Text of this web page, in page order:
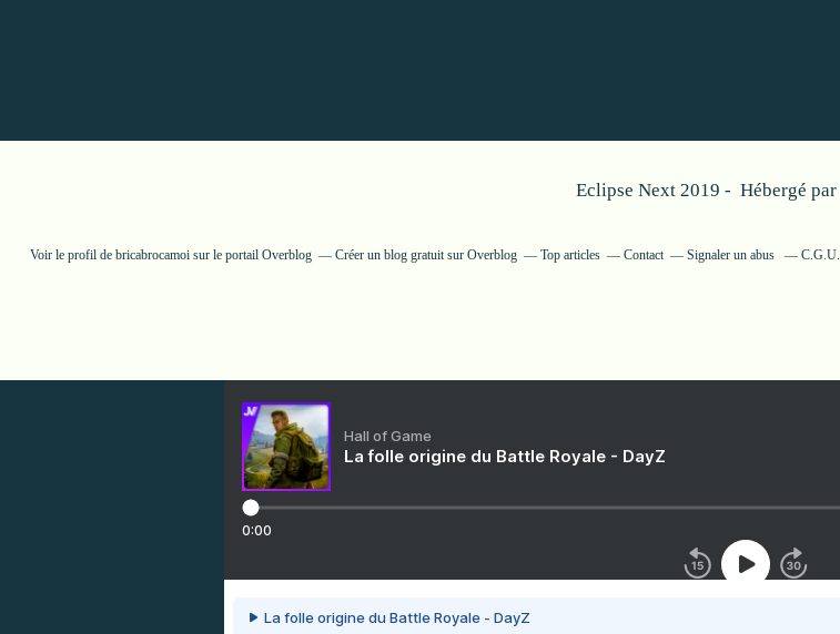
Eclipse Next 2019 - Hébergé par
Voir le profil de bricabrocamoi sur le portail Overblog Créer un blog gratuit sur Overblog Top articles Contact Signaler un abus C.G.U.
Hall of Game
La folle origine du Battle Royale - DayZ
0:00
La folle origine du Battle Royale - DayZ